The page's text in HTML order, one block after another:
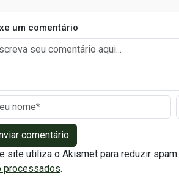
um comentário
comentário
site utiliza o Akismet para reduzir spam.
processados.